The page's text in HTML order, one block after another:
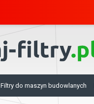
Filtry do maszyn budowlanych